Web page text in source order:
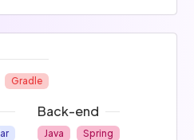
pendant les dix
Gradle
Back-end
Java Spring